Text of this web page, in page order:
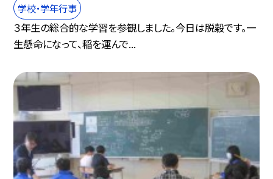
学校・学年行事
３年生の総合的な学習を参観しました。今日は脱穀です。一
生懸命になって、稲を運んで...